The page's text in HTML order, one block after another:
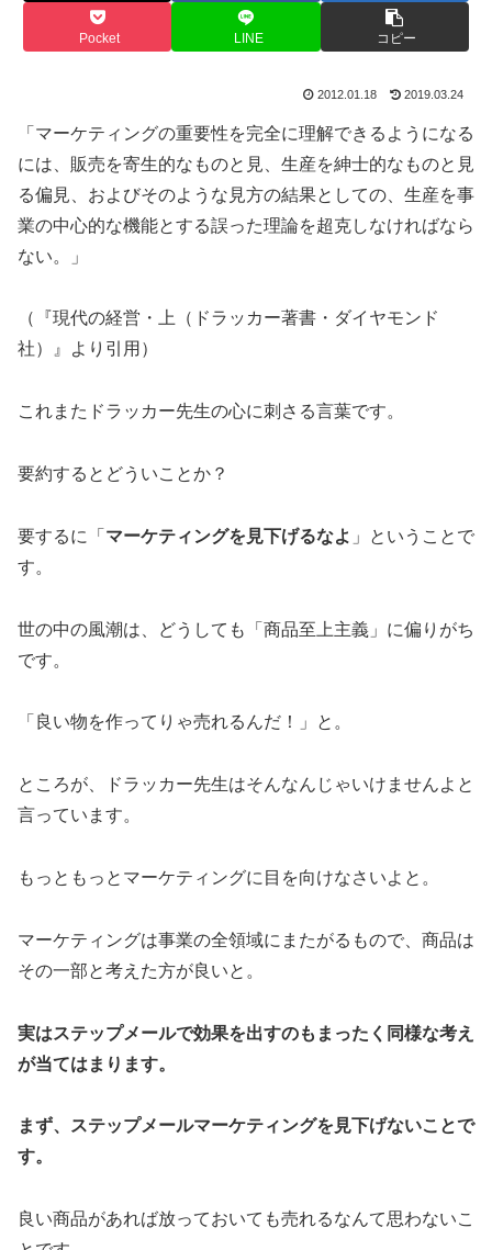
Pocket LINE コピー
2012.01.18 2019.03.24
「マーケティングの重要性を完全に理解できるようになる
には、販売を寄生的なものと見、生産を紳士的なものと見
る偏見、およびそのような見方の結果としての、生産を事
業の中心的な機能とする誤った理論を超克しなければなら
ない。」
（『現代の経営・上（ドラッカー著書・ダイヤモンド
社）』より引用）
これまたドラッカー先生の心に刺さる言葉です。
要約するとどういことか？
要するに「 マーケティングを見下げるなよ 」ということで
す。
世の中の風潮は、どうしても「商品至上主義」に偏りがち
です。
「良い物を作ってりゃ売れるんだ！」と。
ところが、ドラッカー先生はそんなんじゃいけませんよと
言っています。
もっともっとマーケティングに目を向けなさいよと。
マーケティングは事業の全領域にまたがるもので、商品は
その一部と考えた方が良いと。
実はステップメールで効果を出すのもまったく同様な考え
が当てはまります。
まず、ステップメールマーケティングを見下げないことで
す。
良い商品があれば放っておいても売れるなんて思わないこ